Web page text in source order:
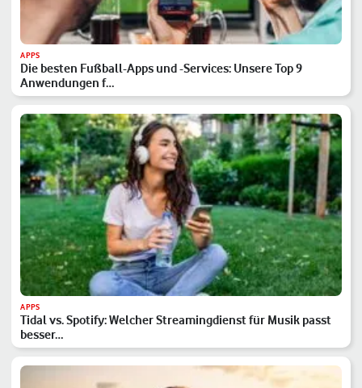
APPS
Die besten Fußball-Apps und -Services: Unsere Top 9
Anwendungen f…
APPS
Tidal vs. Spotify: Welcher Streamingdienst für Musik passt
besser…